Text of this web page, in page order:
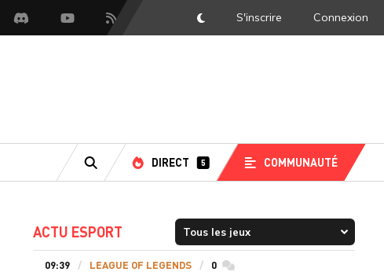
Discord YoutubeFlux RSS DarkMode
S'inscrire Connexion
RECHERCHE
DIRECT 5 COMMUNAUTÉ
ACTU ESPORT
09:39 LEAGUE OF LEGENDS 0commentaires